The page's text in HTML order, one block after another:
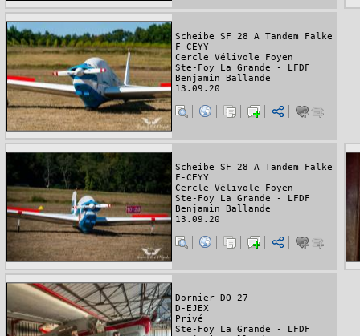
Scheibe SF 28 A Tandem Falke
F-CEYY
Cercle Vélivole Foyen
Ste-Foy La Grande - LFDF
Benjamin Ballande
13.09.20
Scheibe SF 28 A Tandem Falke
F-CEYY
Cercle Vélivole Foyen
Ste-Foy La Grande - LFDF
Benjamin Ballande
13.09.20
Dornier DO 27
D-EJEX
Privé
Ste-Foy La Grande - LFDF